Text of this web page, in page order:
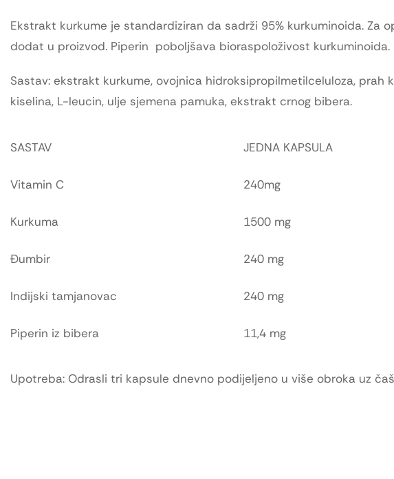
Ekstrakt kurkume je standardiziran da sadrži 95% kurkuminoida. Za
dodat u proizvod. Piperin poboljšava bioraspoloživost kurkuminoida.
Sastav: ekstrakt kurkume, ovojnica hidroksipropilmetilceluloza,
kiselina, L-leucin, ulje sjemena pamuka, ekstrakt crnog bibera.
SASTAV JEDNA KAPSULA
Vitamin C 240mg
Kurkuma 1500 mg
Đumbir 240 mg
Indijski tamjanovac 240 mg
Piperin iz bibera 11,4 mg
Upotreba: Odrasli tri kapsule dnevno podijeljeno u više obroka uz